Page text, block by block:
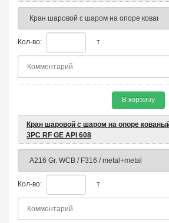
Кол-во: т
В корзину
Кран шаровой с шаром на опоре
3PC RF GE API 608
Кол-во: т